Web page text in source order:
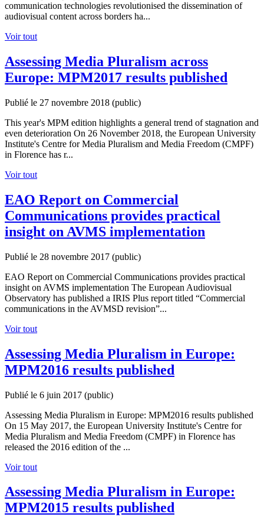
communication technologies revolutionised the dissemination of
audiovisual content across borders ha...
Voir tout
Assessing Media Pluralism across
Europe: MPM2017 results published
Publié le 27 novembre 2018 (public)
This year's MPM edition highlights a general trend of stagnation and
even deterioration On 26 November 2018, the European University
Institute's Centre for Media Pluralism and Media Freedom (CMPF)
in Florence has r...
Voir tout
EAO Report on Commercial
Communications provides practical
insight on AVMS implementation
Publié le 28 novembre 2017 (public)
EAO Report on Commercial Communications provides practical
insight on AVMS implementation The European Audiovisual
Observatory has published a IRIS Plus report titled “Commercial
communications in the AVMSD revision”...
Voir tout
Assessing Media Pluralism in Europe:
MPM2016 results published
Publié le 6 juin 2017 (public)
Assessing Media Pluralism in Europe: MPM2016 results published
On 15 May 2017, the European University Institute's Centre for
Media Pluralism and Media Freedom (CMPF) in Florence has
released the 2016 edition of the ...
Voir tout
Assessing Media Pluralism in Europe:
MPM2015 results published